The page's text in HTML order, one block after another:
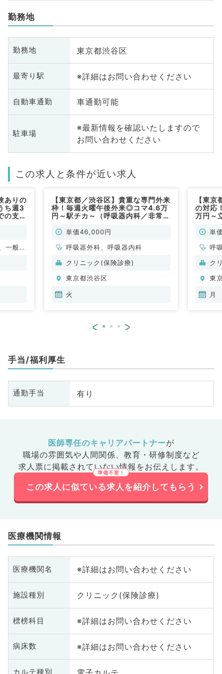
勤務地
勤務地 東京都渋谷区
最寄り駅 ※詳細はお問い合わせください
自動車通勤 車通勤可能
駐車場
※最新情報を確認いたしますので
お問い合わせください
この求人と条件が近い求人
ありの
ち週3
の支給
一般内
【東京都／渋谷区】貴重な専門外来
枠！毎週火曜午後外来◎コマ4.6万
円～駅チカ～（呼吸器内科／非常
単価46,000円
呼吸器外科、呼吸器内科
クリニック(保険診療)
東京都渋谷区
火
【東
の対応
万円～
単
呼
科
ク
東
月
< >
手当/福利厚生
通勤手当 有り
医師専任のキャリアパートナーが
職場の雰囲気や人間関係、 教育・研修制度など
求人票に掲載されていない情報をお伝えします。
この求人に似ている求人を紹介してもらう
医療機関情報
医療機関名 ※詳細はお問い合わせください
施設種別 クリニック(保険診療)
標榜科目 ※詳細はお問い合わせください
病床数 ※詳細はお問い合わせください
カルテ種別